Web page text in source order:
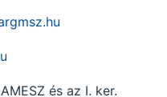
és az I. ker.